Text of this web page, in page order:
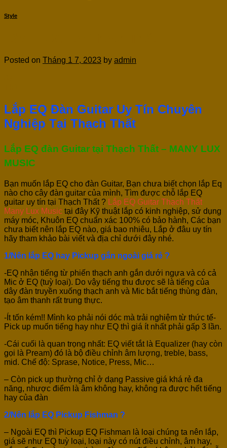
Style
Posted on Tháng 1 7, 2023 by admin
Lắp EQ Đàn Guitar Uy Tín Chuyên
Nghiệp Tại Thạch Thất
Lắp EQ đàn Guitar tại Thạch Thất – MANY LUX
MUSIC
Bạn muốn lắp EQ cho đàn Guitar, Bạn chưa biết chọn lắp Eq
nào cho cây đàn guitar của mình, Tìm được chỗ lắp EQ
guitar uy tín tại Thạch Thất ?
Lắp EQ Guitar Thạch Thất
Many Lux Music tại đây Kỹ thuật lắp có kinh nghiệp, sử dụng
máy móc, Khuôn EQ chuẩn xác 100% có bảo hành, Các bạn
chưa biết nên lắp EQ nào, giá bao nhiêu, Lắp ở đâu uy tín
hãy tham khảo bài viết và địa chỉ dưới đây nhé.
1/Nên lắp EQ hay Pickup gắn ngoài giá rẻ ?
-EQ nhận tiếng từ phiến thạch anh gắn dưới ngựa và có cả
Mic ở EQ (tuỳ loại). Do vậy tiếng thu được sẽ là tiếng của
dây đàn truyền xuống thạch anh và Mic bắt tiếng thùng đàn,
tạo âm thanh rất trung thực.
-Ít tốn kém!! Mình ko phải nói dóc mà trải nghiệm từ thức tế-
Pick up muốn tiếng hay như EQ thì giá ít nhất phải gấp 3 lần.
-Cái cuối là quan trọng nhất: EQ viết tắt là Equalizer (hay còn
gọi là Pream) đó là bộ điều chỉnh âm lượng, treble, bass,
mid. Chế độ: Sprase, Notice, Press, Mic…
– Còn pick up thường chỉ ở dạng Passive giá khá rẻ đa
năng, nhược điểm là âm không hay, không ra được hết tiếng
hay của đàn
2/Nên lắp EQ Pickup Fishman ?
– Ngoài EQ thì Pickup EQ Fishman là loại chúng ta nên lắp,
giá sẽ như EQ tuỳ loại, loại này có nút điều chỉnh, âm hay,